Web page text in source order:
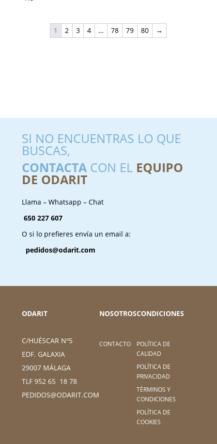
1 2 3 4 … 78 79 80 →
SI NO ENCUENTRAS LO QUE
BUSCAS,
CONTACTACON EL EQUIPO
DE ODARIT
Llama – Whatsapp – Chat
650 227 607
O si lo prefieres envía un email a:
pedidos@odarit.com
ODARIT
C/HUÉSCAR Nº5
EDF. GALAXIA
29007 MÁLAGA
TLF 952 65 18 78
PEDIDOS@ODARIT.COM
NOSOTROS
CONTACTO
CONDICIONES
POLÍTICA DE
CALIDAD
POLÍTICA DE
PRIVACIDAD
TÉRMINOS Y
CONDICIONES
POLÍTICA DE
COOKIES